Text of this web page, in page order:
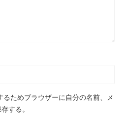
るためブラウザーに自分の名前、メ
する。